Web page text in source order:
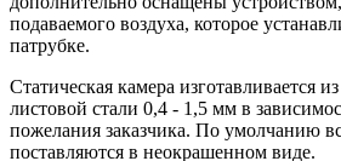
подаваемого воздуха, которое
патрубке.
Статическая камера изготавливается
листовой стали 0,4 - 1,5 мм в
пожелания заказчика. По умолчанию
поставляются в неокрашенном виде.